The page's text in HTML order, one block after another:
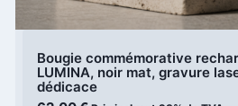
Bougie commémorative
LUMINA, noir mat, gravure
dédicace